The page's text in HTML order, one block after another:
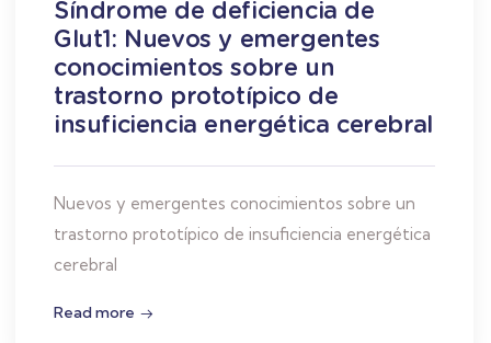
Síndrome de deficiencia de
Glut1: Nuevos y emergentes
conocimientos sobre un
trastorno prototípico de
insuficiencia energética cerebral
Nuevos y emergentes conocimientos sobre un
trastorno prototípico de insuficiencia energética
cerebral
Read more